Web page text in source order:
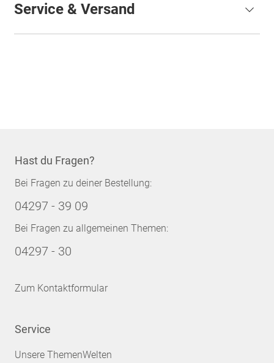
Service & Versand
Hast du Fragen?
Bei Fragen zu deiner Bestellung:
04297 - 39 09
Bei Fragen zu allgemeinen Themen:
04297 - 30
Zum Kontaktformular
Service
Unsere ThemenWelten